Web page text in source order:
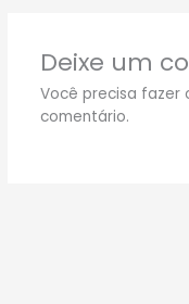
Deixe um
Você precisa fazer
comentário.